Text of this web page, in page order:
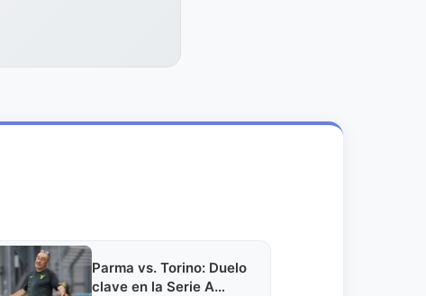
Parma vs. Torino: Duelo
clave en la Serie A